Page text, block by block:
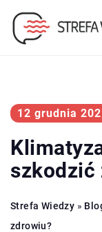
12 grudnia
szkodzić
Strefa Wiedzy »
zdrowiu?